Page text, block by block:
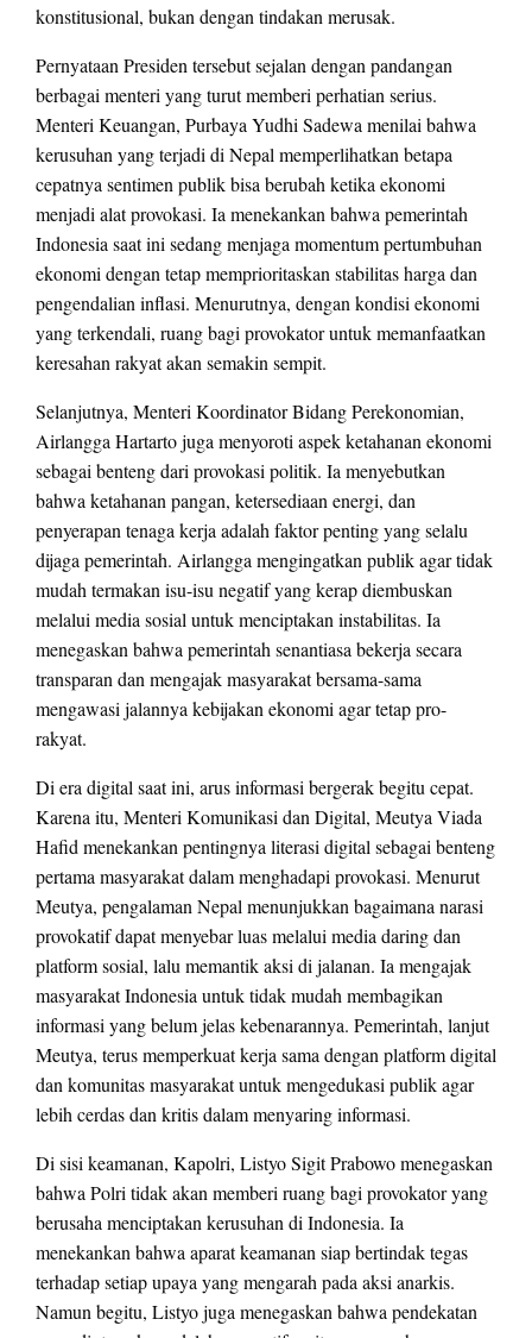
konstitusional, bukan dengan tindakan merusak.
Pernyataan Presiden tersebut sejalan dengan pandangan
berbagai menteri yang turut memberi perhatian serius.
Menteri Keuangan, Purbaya Yudhi Sadewa menilai bahwa
kerusuhan yang terjadi di Nepal memperlihatkan betapa
cepatnya sentimen publik bisa berubah ketika ekonomi
menjadi alat provokasi. Ia menekankan bahwa pemerintah
Indonesia saat ini sedang menjaga momentum pertumbuhan
ekonomi dengan tetap memprioritaskan stabilitas harga dan
pengendalian inflasi. Menurutnya, dengan kondisi ekonomi
yang terkendali, ruang bagi provokator untuk memanfaatkan
keresahan rakyat akan semakin sempit.
Selanjutnya, Menteri Koordinator Bidang Perekonomian,
Airlangga Hartarto juga menyoroti aspek ketahanan ekonomi
sebagai benteng dari provokasi politik. Ia menyebutkan
bahwa ketahanan pangan, ketersediaan energi, dan
penyerapan tenaga kerja adalah faktor penting yang selalu
dijaga pemerintah. Airlangga mengingatkan publik agar tidak
mudah termakan isu-isu negatif yang kerap diembuskan
melalui media sosial untuk menciptakan instabilitas. Ia
menegaskan bahwa pemerintah senantiasa bekerja secara
transparan dan mengajak masyarakat bersama-sama
mengawasi jalannya kebijakan ekonomi agar tetap pro-
rakyat.
Di era digital saat ini, arus informasi bergerak begitu cepat.
Karena itu, Menteri Komunikasi dan Digital, Meutya Viada
Hafid menekankan pentingnya literasi digital sebagai benteng
pertama masyarakat dalam menghadapi provokasi. Menurut
Meutya, pengalaman Nepal menunjukkan bagaimana narasi
provokatif dapat menyebar luas melalui media daring dan
platform sosial, lalu memantik aksi di jalanan. Ia mengajak
masyarakat Indonesia untuk tidak mudah membagikan
informasi yang belum jelas kebenarannya. Pemerintah, lanjut
Meutya, terus memperkuat kerja sama dengan platform digital
dan komunitas masyarakat untuk mengedukasi publik agar
lebih cerdas dan kritis dalam menyaring informasi.
Di sisi keamanan, Kapolri, Listyo Sigit Prabowo menegaskan
bahwa Polri tidak akan memberi ruang bagi provokator yang
berusaha menciptakan kerusuhan di Indonesia. Ia
menekankan bahwa aparat keamanan siap bertindak tegas
terhadap setiap upaya yang mengarah pada aksi anarkis.
Namun begitu, Listyo juga menegaskan bahwa pendekatan